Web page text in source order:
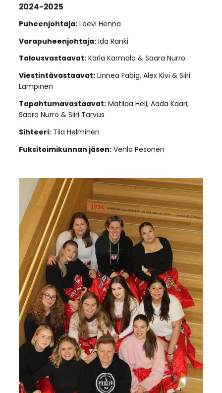
2024-2025
Puheenjohtaja:Leevi Henna
Varapuheenjohtaja:Ida Ranki
Talousvastaavat:Karla Karmala & Saara Nurro
Viestintävastaavat:Linnea Fabig, Alex Kivi & Siiri
Lampinen
Tapahtumavastaavat:Matilda Hell, Aada Kaari,
Saara Nurro & Siiri Tarvus
Sihteeri:Tiia Helminen
Fuksitoimikunnan jäsen:Venla Pesonen